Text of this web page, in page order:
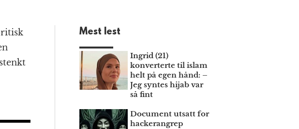
Mest lest
Ingrid (21)
konverterte til islam
helt på egen hånd: –
Jeg syntes hijab var
så fint
Document utsatt for
hackerangrep